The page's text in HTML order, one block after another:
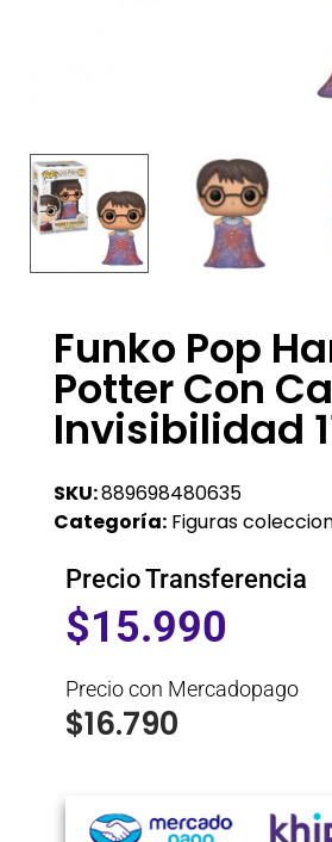
Funko Pop
Potter Con
Invisibilidad
SKU:889698480635
Categoría: Figuras
Precio Transferencia
$15.990
Precio con Mercadopago
$16.790